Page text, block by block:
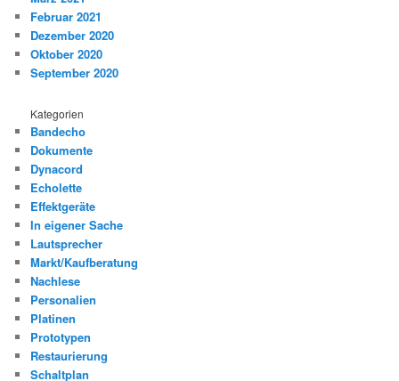
Februar 2021
Dezember 2020
Oktober 2020
September 2020
Kategorien
Bandecho
Dokumente
Dynacord
Echolette
Effektgeräte
In eigener Sache
Lautsprecher
Markt/Kaufberatung
Nachlese
Personalien
Platinen
Prototypen
Restaurierung
Schaltplan